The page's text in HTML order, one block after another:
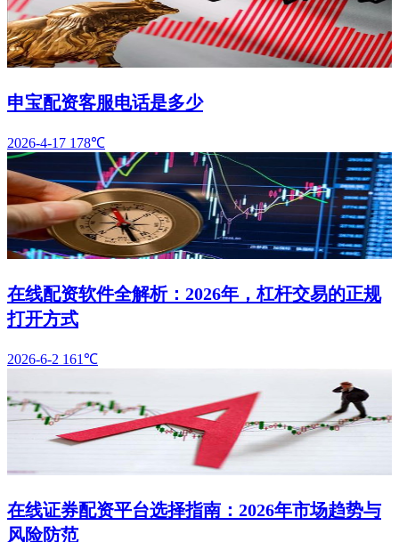
申宝配资客服电话是多少
2026-4-17 178℃
在线配资软件全解析：2026年，杠杆交易的正规
打开方式
2026-6-2 161℃
在线证券配资平台选择指南：2026年市场趋势与
风险防范